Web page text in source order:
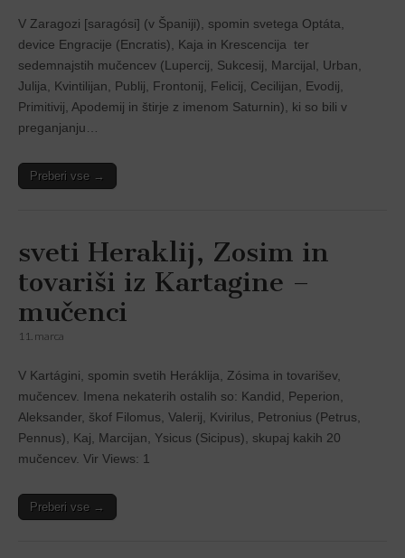
V Zaragozi [saragósi] (v Španĳi), spomin svetega Optáta,
device Engracije (Encratis), Kaja in Krescencija ter
sedemnajstih mučencev (Lupercij, Sukcesij, Marcijal, Urban,
Julija, Kvintilijan, Publij, Frontonij, Felicij, Cecilijan, Evodij,
Primitivij, Apodemij in štirje z imenom Saturnin), ki so bili v
preganjanju…
Preberi vse →
sveti Heraklij, Zosim in
tovariši iz Kartagine –
mučenci
11. marca
V Kartágini, spomin svetih Heráklija, Zósima in tovarišev,
mučencev. Imena nekaterih ostalih so: Kandid, Peperion,
Aleksander, škof Filomus, Valerij, Kvirilus, Petronius (Petrus,
Pennus), Kaj, Marcijan, Ysicus (Sicipus), skupaj kakih 20
mučencev. Vir Views: 1
Preberi vse →